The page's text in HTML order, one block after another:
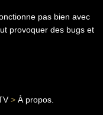
pas bien avec
provoquer des bugs et
> À propos.